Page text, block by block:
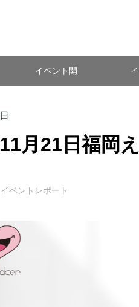
イベント開
月21日福岡
イベントレポート